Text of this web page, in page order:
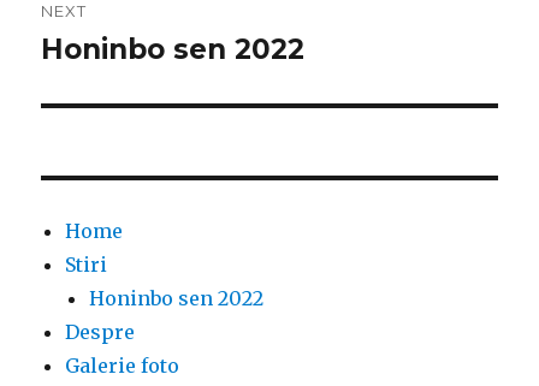
NEXT
Next
Honinbo sen 2022
Home
Stiri
Honinbo sen 2022
Despre
Galerie foto